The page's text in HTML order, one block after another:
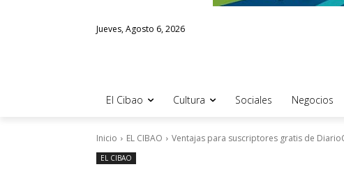
Jueves, Agosto 6, 2026
El Cibao Cultura Sociales Negocios
Inicio EL CIBAO Ventajas para suscriptores gratis de
EL CIBAO